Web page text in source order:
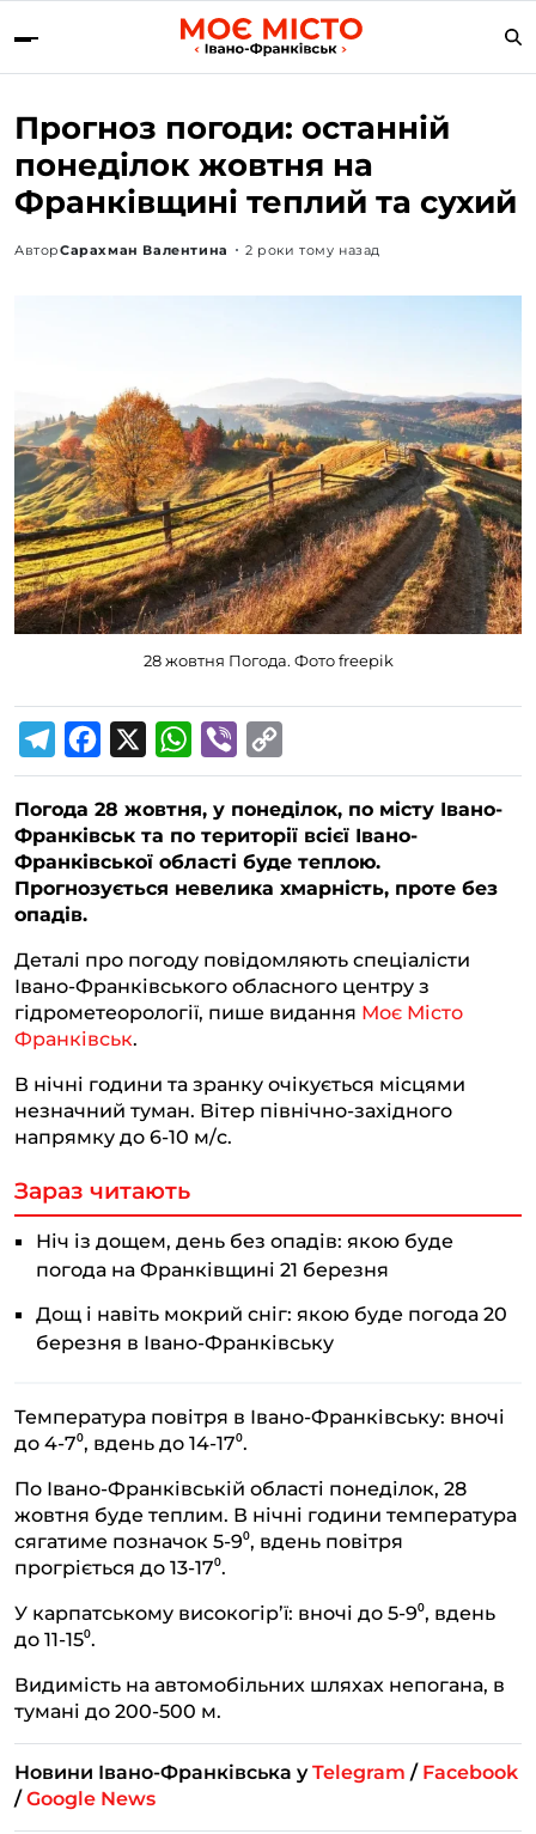
Прогноз погоди: останній
понеділок жовтня на
Франківщині теплий та сухий
АвторСарахман Валентина 2 роки тому назад
28 жовтня Погода. Фото freepik
e
l
e
g
r
a
m
a
c
e
b
o
k
W
h
a
t
s
p
p
i
b
e
r
o
p
y
L
n
k
Погода 28 жовтня, у понеділок, по місту Івано-
Франківськ та по території всієї Івано-
Франківської області буде теплою.
Прогнозується невелика хмарність, проте без
опадів.
Деталі про погоду повідомляють спеціалісти
Івано-Франківського обласного центру з
гідрометеорології, пише видання Моє Місто
Франківськ.
В нічні години та зранку очікується місцями
незначний туман. Вітер північно-західного
напрямку до 6-10 м/с.
Зараз читають
Ніч із дощем, день без опадів: якою буде
погода на Франківщині 21 березня
Дощ і навіть мокрий сніг: якою буде погода 20
березня в Івано-Франківську
Температура повітря в Івано-Франківську: вночі
до 4-7⁰, вдень до 14-17⁰.
По Івано-Франківській області понеділок, 28
жовтня буде теплим. В нічні години температура
сягатиме позначок 5-9⁰, вдень повітря
прогріється до 13-17⁰.
У карпатському високогір’ї: вночі до 5-9⁰, вдень
до 11-15⁰.
Видимість на автомобільних шляхах непогана, в
тумані до 200-500 м.
Новини Івано-Франківська уTelegram / Facebook
/Google News